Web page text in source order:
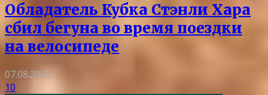
Обладатель Кубка Стэнли Хара
сбил бегуна во время поездки
на велосипеде
07.08.2026
10